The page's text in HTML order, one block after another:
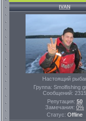
IVAN
Настоящий
Группа: Smolfishing
Сообщений: 2315
Репутация: 50
Замечания: 0%
Статус: Offline